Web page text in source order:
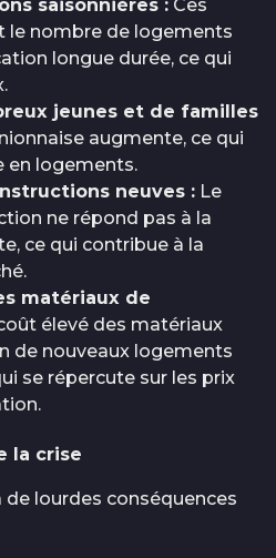
saisonnières : Ces
le nombre de logements
longue durée, ce qui
jeunes et de familles
augmente, ce qui
en logements.
neuves : Le
ne répond pas à la
ce qui contribue à la
matériaux de
élevé des matériaux
de nouveaux logements
se répercute sur les prix
la crise
lourdes conséquences